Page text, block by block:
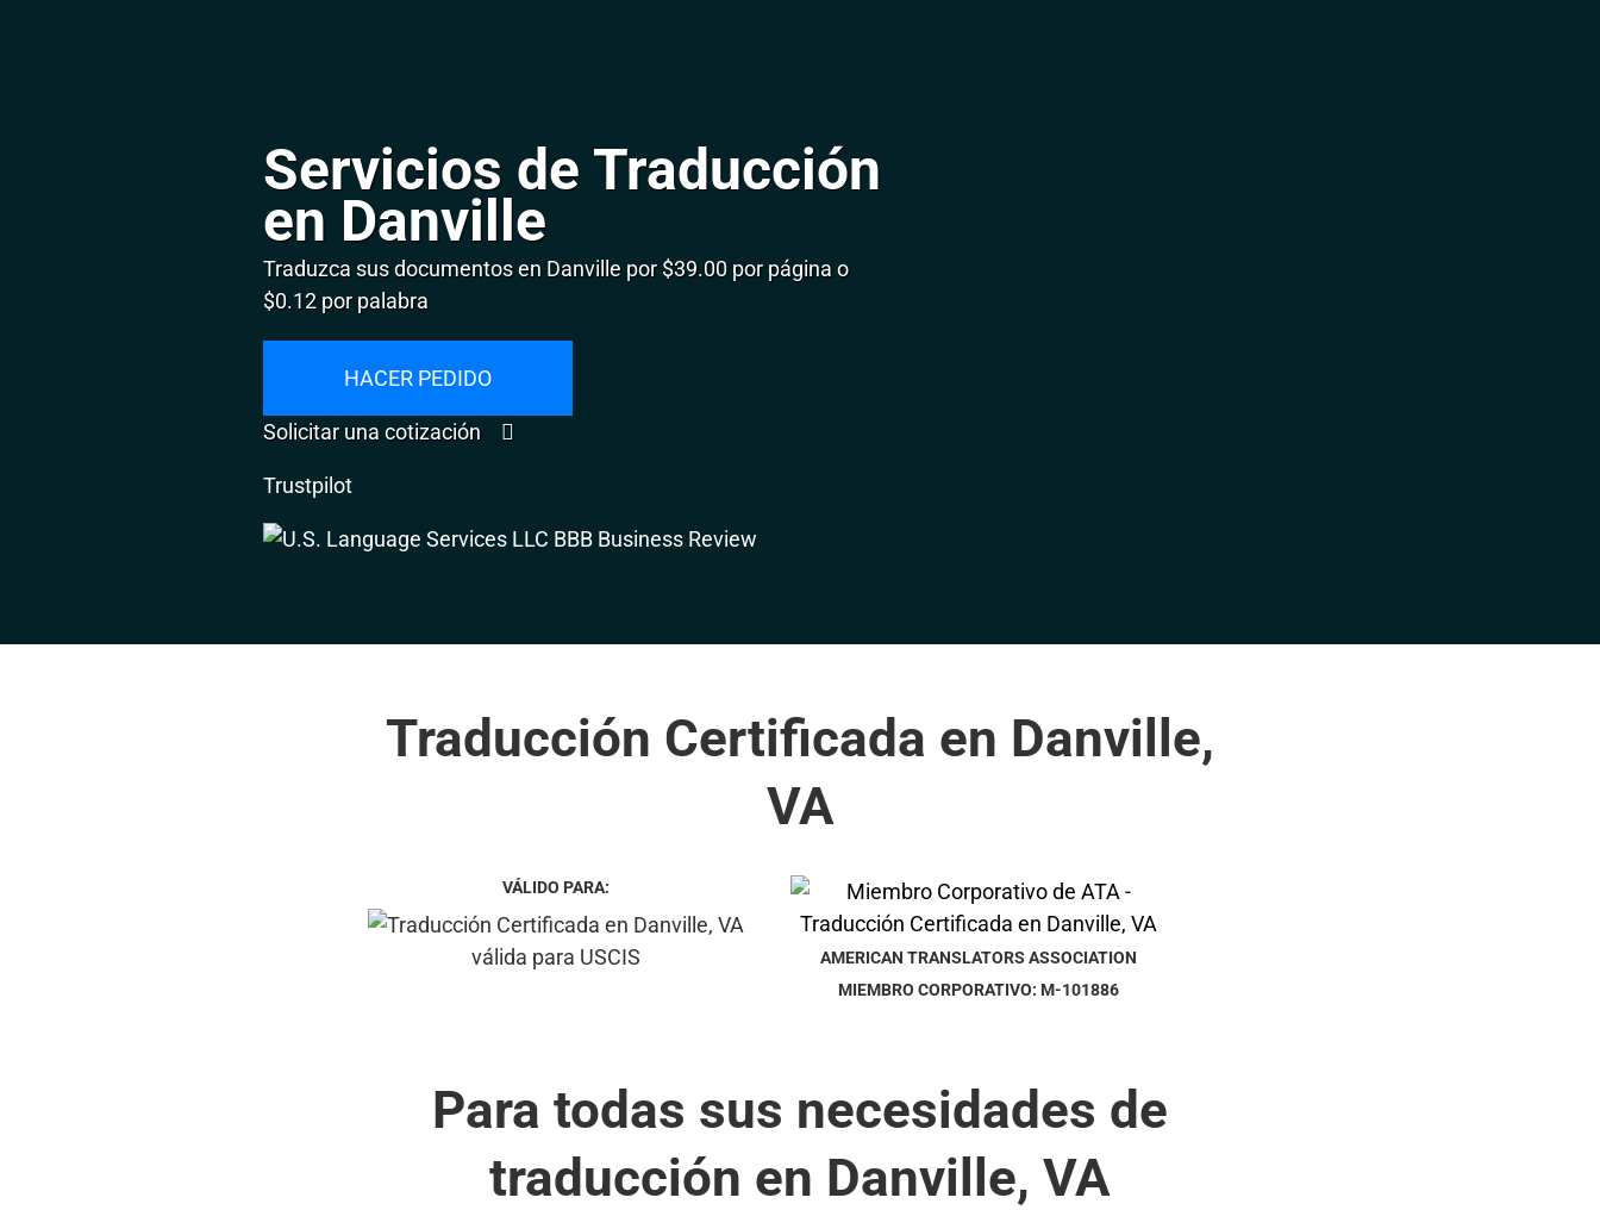
Servicios de Traducción
en Danville
Traduzca sus documentos en Danville por $39.00 por página o
$0.12 por palabra
HACER PEDIDO
Solicitar una cotización
Trustpilot
Traducción Certificada en Danville,
VA
VÁLIDO PARA:
AMERICAN TRANSLATORS ASSOCIATION
MIEMBRO CORPORATIVO: M-101886
Para todas sus necesidades de
traducción en Danville, VA